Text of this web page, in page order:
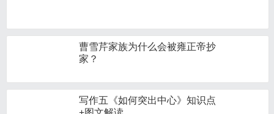
曹雪芹家族为什么会被雍正帝抄
家？
写作五《如何突出中心》知识点